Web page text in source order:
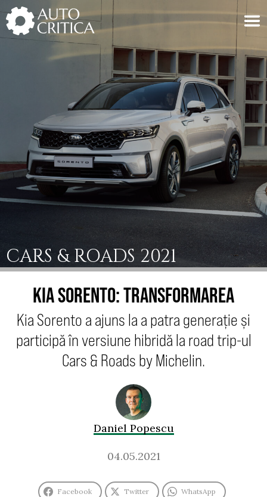
Skip
to
content
CARS & ROADS 2021
KIA SORENTO: TRANSFORMAREA
Kia Sorento a ajuns la a patra generație și
participă în versiune hibridă la road trip-ul
Cars & Roads by Michelin.
Daniel Popescu
04.05.2021
Facebook Twitter WhatsApp